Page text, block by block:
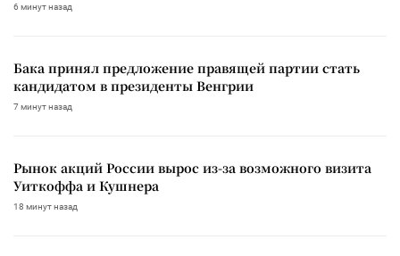
6 минут назад
Бака принял предложение правящей партии стать
кандидатом в президенты Венгрии
7 минут назад
Рынок акций России вырос из-за возможного визита
Уиткоффа и Кушнера
18 минут назад